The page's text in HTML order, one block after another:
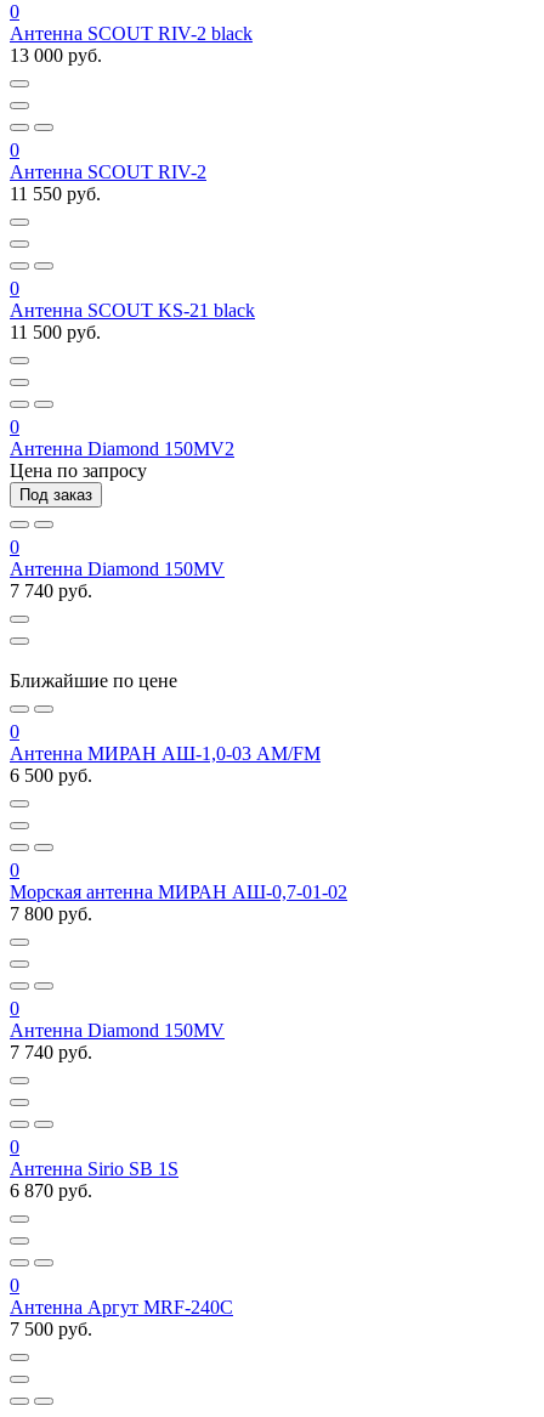
0
Антенна SCOUT RIV-2 black
13 000 руб.
0
Антенна SCOUT RIV-2
11 550 руб.
0
Антенна SCOUT KS-21 black
11 500 руб.
0
Антенна Diamond 150MV2
Цена по запросу
Под заказ
0
Антенна Diamond 150MV
7 740 руб.
Ближайшие по цене
0
Антенна МИРАН АШ-1,0-03 AM/FM
6 500 руб.
0
Морская антенна МИРАН АШ-0,7-01-02
7 800 руб.
0
Антенна Diamond 150MV
7 740 руб.
0
Антенна Sirio SB 1S
6 870 руб.
0
Антенна Аргут MRF-240С
7 500 руб.